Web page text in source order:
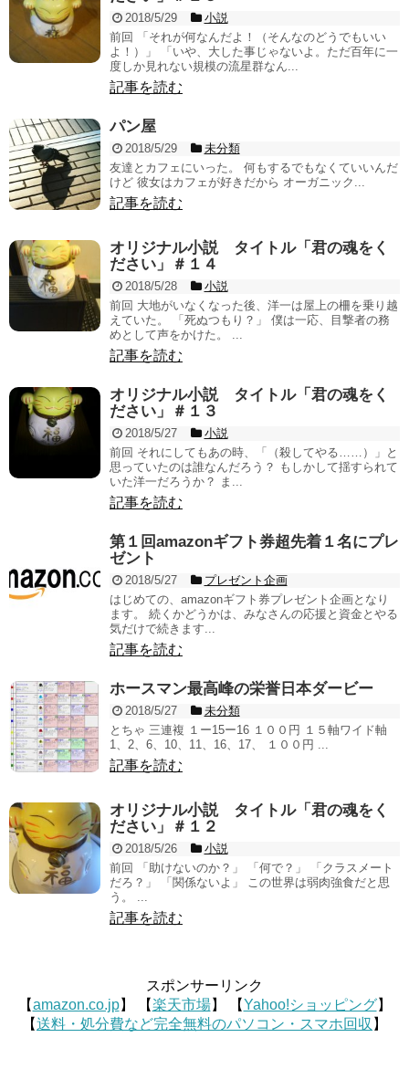
2018/5/29
小説
前回 「それが何なんだよ！（そんなのどうでもいい
よ！）」 「いや、大した事じゃないよ。ただ百年に一
度しか見れない規模の流星群なん...
記事を読む
パン屋
2018/5/29
未分類
友達とカフェにいった。 何もするでもなくていいんだ
けど 彼女はカフェが好きだから オーガニック...
記事を読む
オリジナル小説 タイトル「君の魂をく
ださい」＃１４
2018/5/28
小説
前回 大地がいなくなった後、洋一は屋上の柵を乗り越
えていた。 「死ぬつもり？」 僕は一応、目撃者の務
めとして声をかけた。 ...
記事を読む
オリジナル小説 タイトル「君の魂をく
ださい」＃１３
2018/5/27
小説
前回 それにしてもあの時、「（殺してやる……）」と
思っていたのは誰なんだろう？ もしかして揺すられて
いた洋一だろうか？ ま...
記事を読む
第１回amazonギフト券超先着１名にプレ
ゼント
2018/5/27
プレゼント企画
はじめての、amazonギフト券プレゼント企画となり
ます。 続くかどうかは、みなさんの応援と資金とやる
気だけで続きます...
記事を読む
ホースマン最高峰の栄誉日本ダービー
2018/5/27
未分類
とちゃ 三連複 １ー15ー16 １００円 １５軸ワイド軸
1、2、6、10、11、16、17、 １００円 ...
記事を読む
オリジナル小説 タイトル「君の魂をく
ださい」＃１２
2018/5/26
小説
前回 「助けないのか？」 「何で？」 「クラスメート
だろ？」 「関係ないよ」 この世界は弱肉強食だと思
う。 ...
記事を読む
スポンサーリンク
【amazon.co.jp】 【楽天市場】 【Yahoo!ショッピング】
【送料・処分費など完全無料のパソコン・スマホ回収 】